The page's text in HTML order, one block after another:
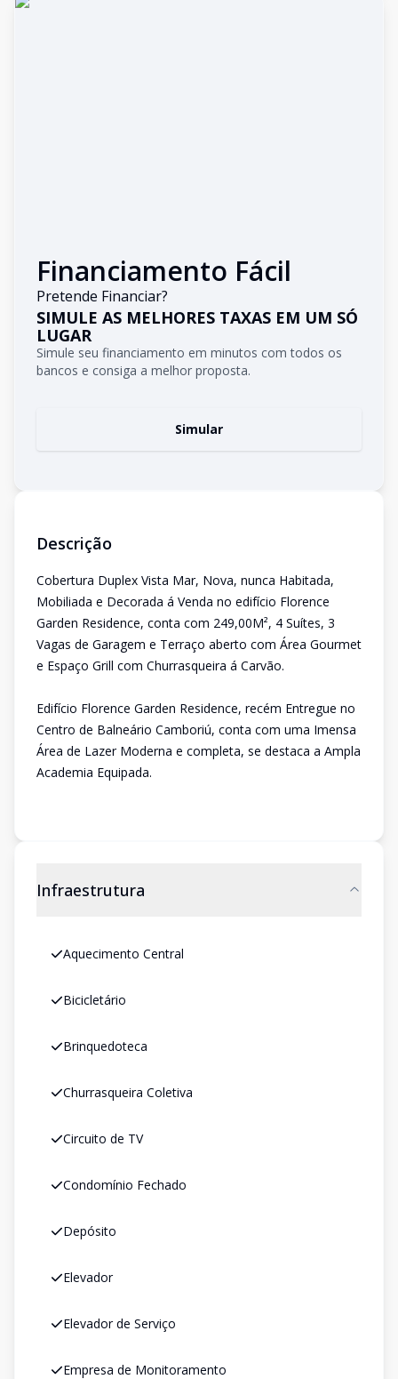
Financiamento Fácil
Pretende Financiar?
SIMULE AS MELHORES TAXAS EM UM SÓ
LUGAR
Simule seu financiamento em minutos com todos os
bancos e consiga a melhor proposta.
Simular
Descrição
Cobertura Duplex Vista Mar, Nova, nunca Habitada,
Mobiliada e Decorada á Venda no edifício Florence
Garden Residence, conta com 249,00M², 4 Suítes, 3
Vagas de Garagem e Terraço aberto com Área Gourmet
e Espaço Grill com Churrasqueira á Carvão.
Edifício Florence Garden Residence, recém Entregue no
Centro de Balneário Camboriú, conta com uma Imensa
Área de Lazer Moderna e completa, se destaca a Ampla
Academia Equipada.
Infraestrutura
Aquecimento Central
Bicicletário
Brinquedoteca
Churrasqueira Coletiva
Circuito de TV
Condomínio Fechado
Depósito
Elevador
Elevador de Serviço
Empresa de Monitoramento